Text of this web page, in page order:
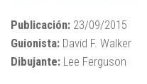
Publicación: 23/09/2015
Guionista: David F. Walker
Dibujante: Lee Ferguson